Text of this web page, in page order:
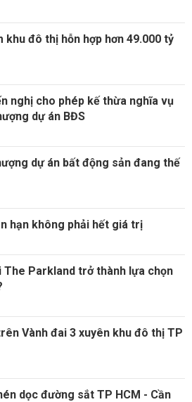
khu đô thị hỗn hợp hơn 49.000 tỷ
nghị cho phép kế thừa nghĩa vụ
dự án BĐS
dự án bất động sản đang thế
hạn không phải hết giá trị
The Parkland trở thành lựa chọn
Vành đai 3 xuyên khu đô thị TP
dọc đường sắt TP HCM - Cần